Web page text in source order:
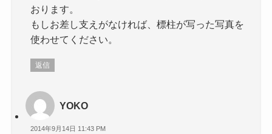
おります。
もしお差し支えがなければ、標柱が写った写真を
使わせてください。
返信
YOKO
2014年9月14日 11:43 PM